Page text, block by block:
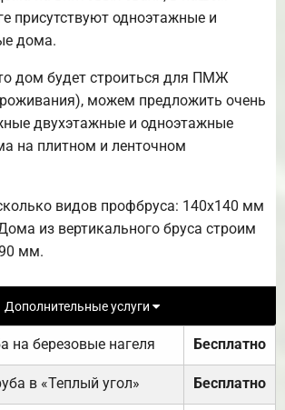
присутствуют одноэтажные и
дома.
дом будет строиться для ПМЖ
можем предложить очень
двухэтажные и одноэтажные
на плитном и ленточном
видов профбруса: 140х140 мм
из вертикального бруса строим
мм.
Дополнительные услуги
на березовые нагеля Бесплатно
в «Теплый угол» Бесплатно